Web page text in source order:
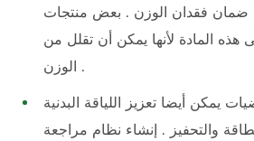
ضمان فقدان الوزن . بعض منتجات
المادة لأنها يمكن أن تقلل من
الوزن .
يمكن أيضا تعزيز اللياقة البدنية
والتحفيز . إنشاء نظام مراجعة